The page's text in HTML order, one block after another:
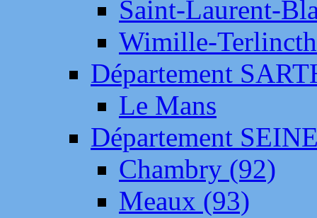
Saint-Laurent-
Wimille-
Département
Le Mans
Département
Chambry (92)
Meaux (93)